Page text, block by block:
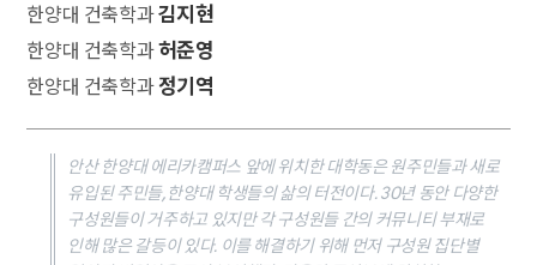
한양대 건축학과김지현
한양대 건축학과허준영
한양대 건축학과 정기역
안산 한양대 에리카캠퍼스 앞에 위치한 대학동은 원주민들과 새로
유입된 주민들, 한양대 학생들의 삶의 터전이다. 30년 동안 다양한
구성원들이 거주하고 있지만 각 구성원들 간의 커뮤니티 부재로
인해 많은 갈등이 있다. 이를 해결하기 위해 먼저 구성원 집단별